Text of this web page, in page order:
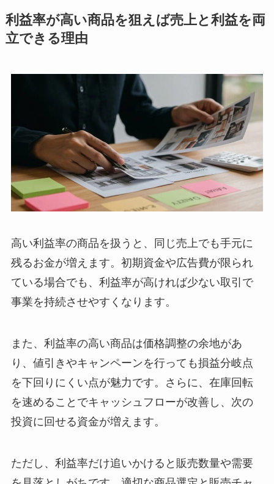
利益率が高い商品を狙えば売上と利益を両
立できる理由
高い利益率の商品を扱うと、同じ売上でも手元に
残るお金が増えます。初期資金や広告費が限られ
ている場合でも、利益率が高ければ少ない取引で
事業を持続させやすくなります。
また、利益率の高い商品は価格調整の余地があ
り、値引きやキャンペーンを行っても損益分岐点
を下回りにくい点が魅力です。さらに、在庫回転
を速めることでキャッシュフローが改善し、次の
投資に回せる資金が増えます。
ただし、利益率だけ追いかけると販売数量や需要